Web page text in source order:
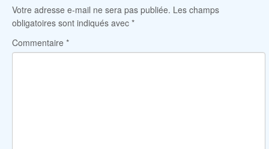
Votre adresse e-mail ne sera pas publiée. Les champs
obligatoires sont indiqués avec *
Commentaire *